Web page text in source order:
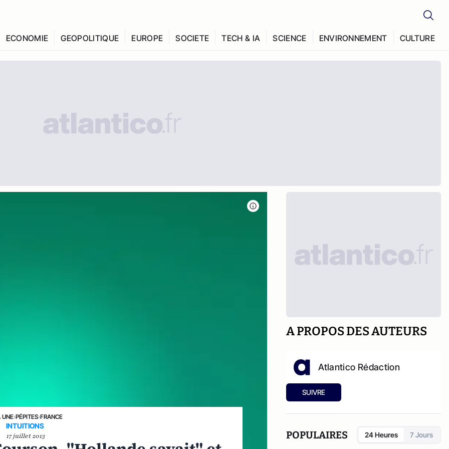
ECONOMIE GEOPOLITIQUE EUROPE SOCIETE TECH & IA SCIENCE ENVIRONNEMENT CULTURE
UNE›PÉPITES›FRANCE
INTUITIONS
17 juillet 2013
A PROPOS DES AUTEURS
Atlantico Rédaction
SUIVRE
POPULAIRES 24 Heures 7 Jours